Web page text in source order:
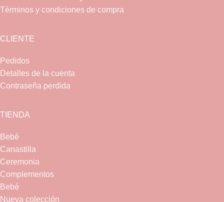
Términos y condiciones de compra
CLIENTE
Pedidos
Detalles de la cuenta
Contraseña perdida
TIENDA
Bebé
Canastilla
Ceremonia
Complementos
Bebé
Nueva colección